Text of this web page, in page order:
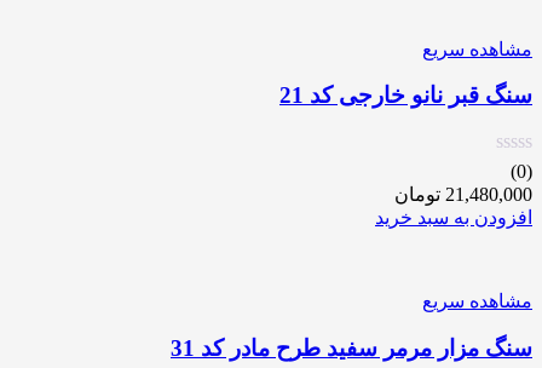
مشاهده سریع
سنگ قبر نانو خارجی کد 21
(0)
21,480,000 تومان
افزودن به سبد خرید
مشاهده سریع
سنگ مزار مرمر سفید طرح مادر کد 31